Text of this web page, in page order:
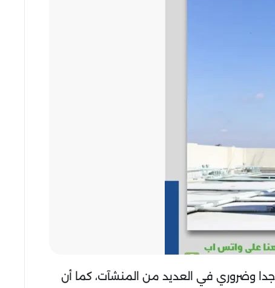
جدا وضروري في العديد من المنشآت، كما أن